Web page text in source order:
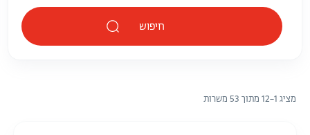
חיפוש
מציג 1–12 מתוך 53 משרות